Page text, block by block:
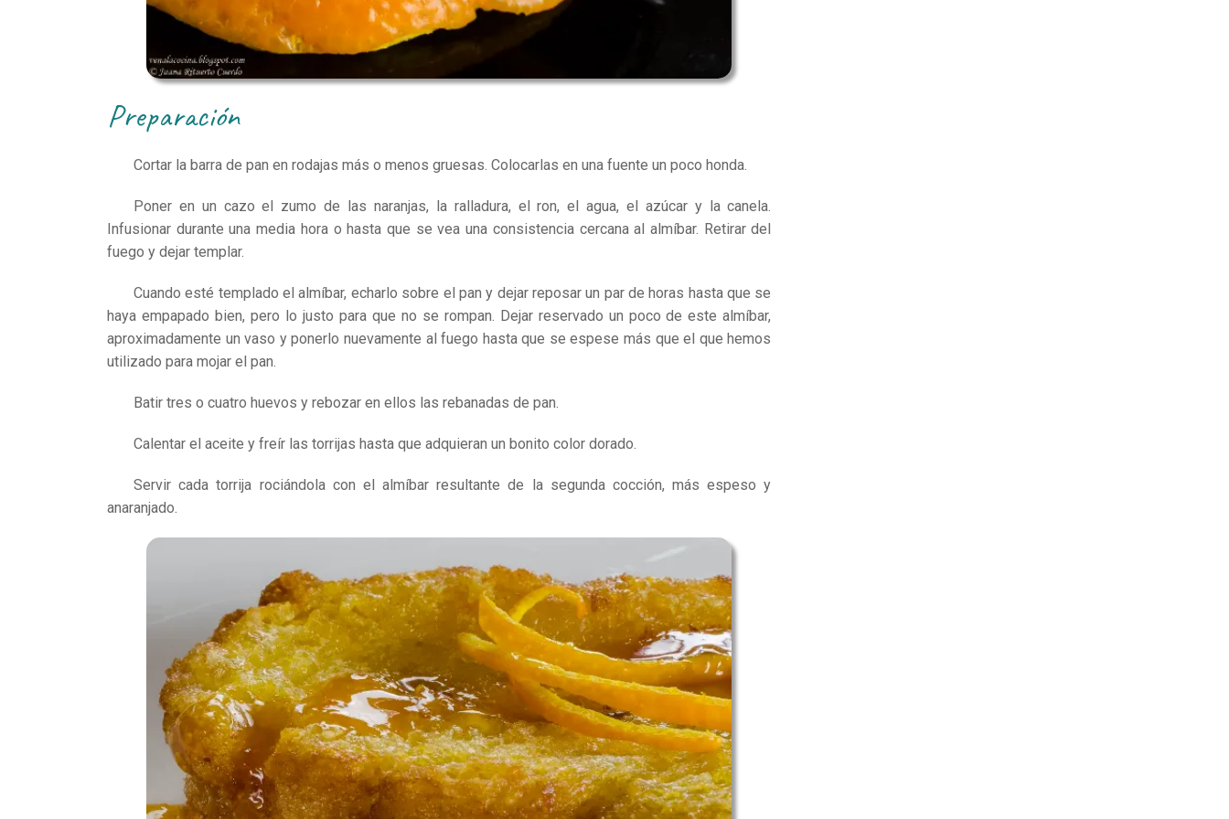
preparación
Cortar la barra de pan en rodajas más o menos gruesas. Colocarlas en una fuente un poco honda.
Poner en un cazo el zumo de las naranjas, la ralladura, el ron, el agua, el azúcar y la canela.
Infusionar durante una media hora o hasta que se vea una consistencia cercana al almíbar. Retirar del
fuego y dejar templar.
Cuando esté templado el almíbar, echarlo sobre el pan y dejar reposar un par de horas hasta que se
haya empapado bien, pero lo justo para que no se rompan. Dejar reservado un poco de este almíbar,
aproximadamente un vaso y ponerlo nuevamente al fuego hasta que se espese más que el que hemos
utilizado para mojar el pan.
Batir tres o cuatro huevos y rebozar en ellos las rebanadas de pan.
Calentar el aceite y freír las torrijas hasta que adquieran un bonito color dorado.
Servir cada torrija rociándola con el almíbar resultante de la segunda cocción, más espeso y
anaranjado.